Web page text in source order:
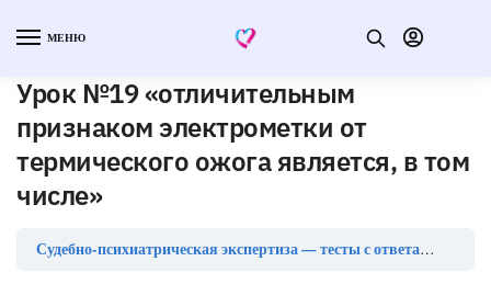
МЕНЮ
Урок №19 «отличительным
признаком электрометки от
термического ожога является, в том
числе»
Судебно-психиатрическая экспертиза — тесты с ответами